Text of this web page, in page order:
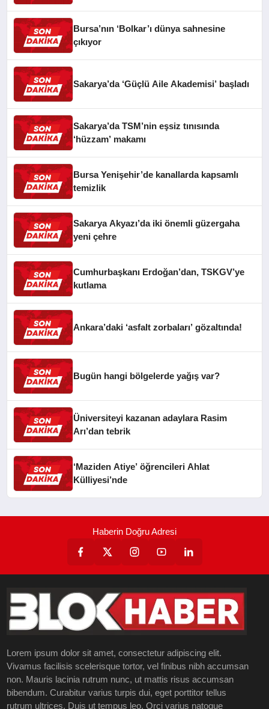
Bursa’nın ‘Bolkar’ı dünya sahnesine
çıkıyor
Sakarya’da ‘Güçlü Aile Akademisi’ başladı
Sakarya’da TSM’nin eşsiz tınısında
‘hüzzam’ makamı
Bursa Yenişehir’de kanallarda kapsamlı
temizlik
Sakarya Akyazı’da iki önemli güzergaha
yeni çehre
Cumhurbaşkanı Erdoğan’dan, TSKGV’ye
kutlama
Ankara’daki ‘asfalt zorbaları’ gözaltında!
Bugün hangi bölgelerde yağış var?
Üniversiteyi kazanan adaylara Rasim
Arı’dan tebrik
‘Maziden Atiye’ öğrencileri Ahlat
Külliyesi’nde
Haberin Doğru Adresi
Lorem ipsum dolor sit amet, consectetur adipiscing elit.
Vivamus facilisis scelerisque tortor, vel finibus nibh accumsan
non. Mauris lacinia rutrum nunc, ut mattis risus accumsan
bibendum. Curabitur varius turpis dui, eget porttitor tellus
rutrum ultrices. Duis ut tempus leo. Orci varius natoque